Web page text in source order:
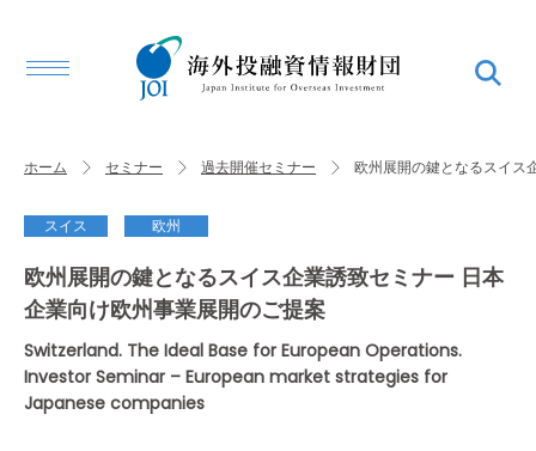
ホーム セミナー 過去開催セミナー 欧州展開の鍵となるスイス
スイス 欧州
欧州展開の鍵となるスイス企業誘致セミナー 日本
企業向け欧州事業展開のご提案
Switzerland. The Ideal Base for European Operations.
Investor Seminar – European market strategies for
Japanese companies